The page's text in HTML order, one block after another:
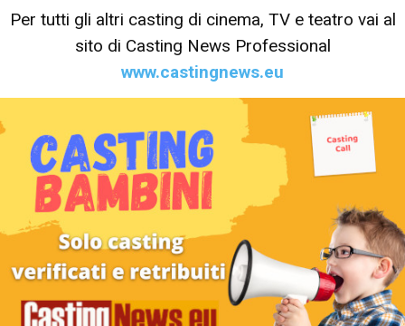
Per tutti gli altri casting di cinema, TV e teatro vai al
sito di Casting News Professional
www.castingnews.eu